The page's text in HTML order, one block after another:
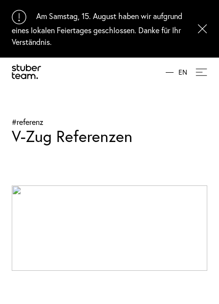
Am Samstag, 15. August haben wir aufgrund
eines lokalen Feiertages geschlossen. Danke für Ihr
Verständnis.
EN
#referenz
V-Zug Referenzen